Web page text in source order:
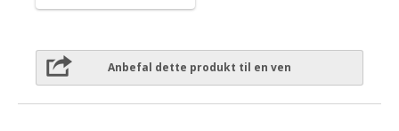
Anbefal dette produkt til en ven